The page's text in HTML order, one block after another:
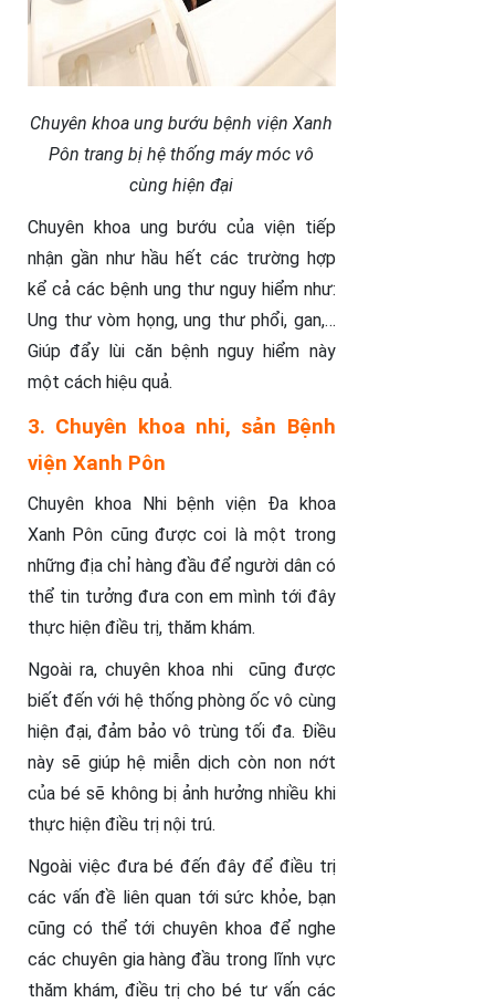
Chuyên khoa ung bướu bệnh viện Xanh
Pôn trang bị hệ thống máy móc vô
cùng hiện đại
Chuyên khoa ung bướu của viện tiếp
nhận gần như hầu hết các trường hợp
kể cả các bệnh ung thư nguy hiểm như:
Ung thư vòm họng, ung thư phổi, gan,…
Giúp đẩy lùi căn bệnh nguy hiểm này
một cách hiệu quả.
3. Chuyên khoa nhi, sản Bệnh
viện Xanh Pôn
Chuyên khoa Nhi bệnh viện Đa khoa
Xanh Pôn cũng được coi là một trong
những địa chỉ hàng đầu để người dân có
thể tin tưởng đưa con em mình tới đây
thực hiện điều trị, thăm khám.
Ngoài ra, chuyên khoa nhi cũng được
biết đến với hệ thống phòng ốc vô cùng
hiện đại, đảm bảo vô trùng tối đa. Điều
này sẽ giúp hệ miễn dịch còn non nớt
của bé sẽ không bị ảnh hưởng nhiều khi
thực hiện điều trị nội trú.
Ngoài việc đưa bé đến đây để điều trị
các vấn đề liên quan tới sức khỏe, bạn
cũng có thể tới chuyên khoa để nghe
các chuyên gia hàng đầu trong lĩnh vực
thăm khám, điều trị cho bé tư vấn các